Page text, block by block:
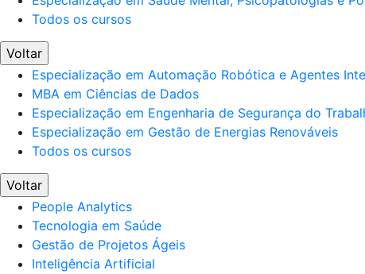
Todos os cursos
Voltar
Especialização em Automação Robótica e Agentes
MBA em Ciências de Dados
Especialização em Engenharia de Segurança do
Especialização em Gestão de Energias Renováveis
Todos os cursos
Voltar
People Analytics
Tecnologia em Saúde
Gestão de Projetos Ágeis
Inteligência Artificial